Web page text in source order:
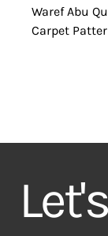
Waref Abu
Carpet